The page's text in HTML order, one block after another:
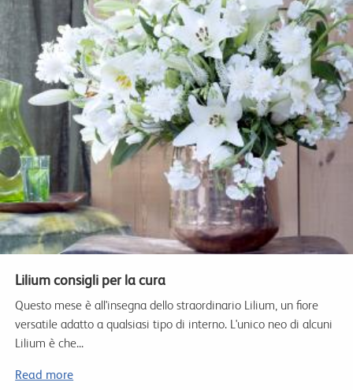
Lilium consigli per la cura
Questo mese è all'insegna dello straordinario Lilium, un fiore
versatile adatto a qualsiasi tipo di interno. L'unico neo di alcuni
Lilium è che...
Read more